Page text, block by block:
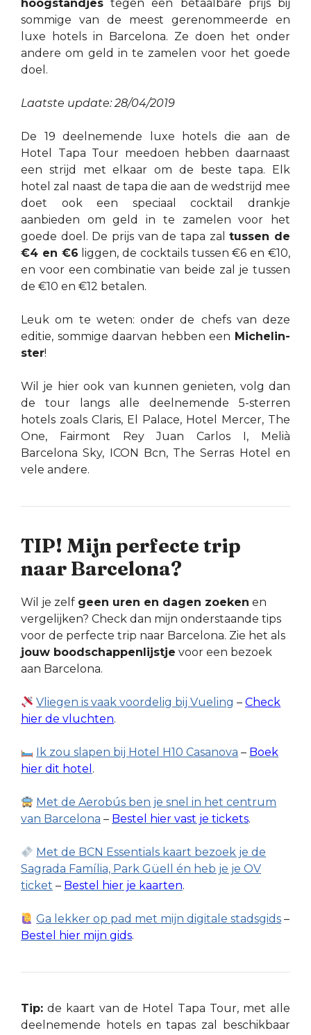
hoogstandjes tegen een betaalbare prijs bij
sommige van de meest gerenommeerde en
luxe hotels in Barcelona. Ze doen het onder
andere om geld in te zamelen voor het goede
doel.
Laatste update: 28/04/2019
De 19 deelnemende luxe hotels die aan de
Hotel Tapa Tour meedoen hebben daarnaast
een strijd met elkaar om de beste tapa. Elk
hotel zal naast de tapa die aan de wedstrijd mee
doet ook een speciaal cocktail drankje
aanbieden om geld in te zamelen voor het
goede doel. De prijs van de tapa zaltussen de
€4 en €6 liggen, de cocktails tussen €6 en €10,
en voor een combinatie van beide zal je tussen
de €10 en €12 betalen.
Leuk om te weten: onder de chefs van deze
editie, sommige daarvan hebben een Michelin-
ster!
Wil je hier ook van kunnen genieten, volg dan
de tour langs alle deelnemende 5-sterren
hotels zoals Claris, El Palace, Hotel Mercer, The
One, Fairmont Rey Juan Carlos I, Melià
Barcelona Sky, ICON Bcn, The Serras Hotel en
vele andere.
TIP! Mijn perfecte trip
naar Barcelona?
Wil je zelf geen uren en dagen zoeken en
vergelijken? Check dan mijn onderstaande tips
voor de perfecte trip naar Barcelona. Zie het als
jouw boodschappenlijstje voor een bezoek
aan Barcelona.
Vliegen is vaak voordelig bij Vueling –Check
hier de vluchten.
Ik zou slapen bij Hotel H10 Casanova – Boek
hier dit hotel .
Met de Aerobús ben je snel in het centrum
van Barcelona – Bestel hier vast je tickets.
Met de BCN Essentials kaart bezoek je de
Sagrada Família, Park Güell én heb je je OV
ticket – Bestel hier je kaarten.
Ga lekker op pad met mijn digitale stadsgids –
Bestel hier mijn gids.
Tip: de kaart van de Hotel Tapa Tour, met alle
deelnemende hotels en tapas zal beschikbaar